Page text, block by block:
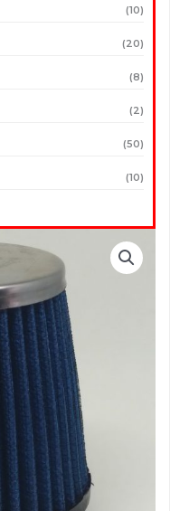
(10)
(20)
(8)
(2)
(50)
(10)